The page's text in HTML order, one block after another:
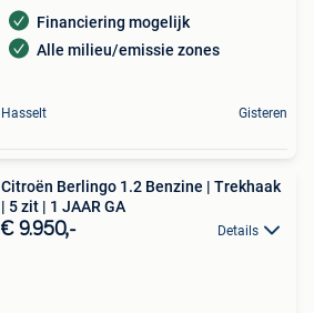
Financiering mogelijk
Alle milieu/emissie zones
Hasselt Gisteren
Citroën Berlingo 1.2 Benzine | Trekhaak
| 5 zit | 1 JAAR GA
€ 9.950,- Details